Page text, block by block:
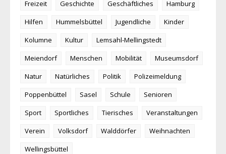
Freizeit
Geschichte Geschäftliches
Hamburg
Hilfen
Hummelsbüttel Jugendliche
Kinder
Kolumne
Kultur
Lemsahl-Mellingstedt
Meiendorf
Menschen Mobilität
Museumsdorf
Natur
Natürliches Politik
Polizeimeldung
Poppenbüttel
Sasel Schule
Senioren
Sport
Sportliches Tierisches
Veranstaltungen
Verein
Volksdorf Walddörfer
Weihnachten
Wellingsbüttel